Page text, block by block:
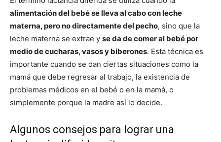
alimentación del bebé se lleva al cabo con leche
materna, pero no directamente del pecho, sino que la
leche materna se extrae y se da de comer al bebé por
medio de cucharas, vasos y biberones. Esta técnica es
importante cuando se dan ciertas situaciones como la
mamá que debe regresar al trabajo, la existencia de
problemas médicos en el bebé o en la mamá, o
simplemente porque la madre así lo decide.
Algunos consejos para lograr una